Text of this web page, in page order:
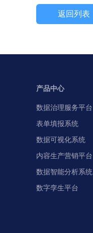
返回列表
产品中心
数据治理服务平台
表单填报系统
数据可视化系统
内容生产营销平台
数据智能分析系统
数字孪生平台